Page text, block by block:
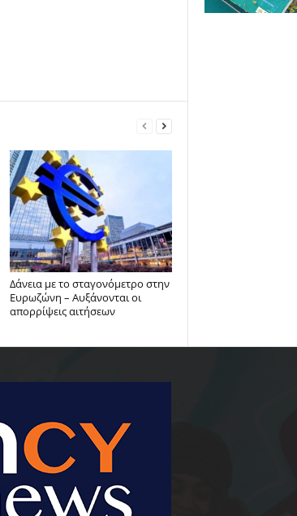
Δάνεια με το σταγονόμετρο στην
Ευρωζώνη – Αυξάνονται οι
απορρίψεις αιτήσεων